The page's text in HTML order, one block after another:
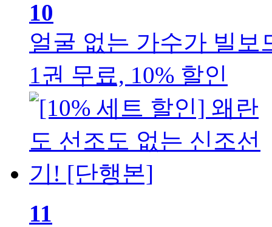
10
얼굴 없는 가수가 빌
1권 무료, 10% 할인
11